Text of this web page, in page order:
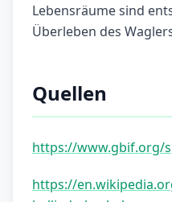
Lebensräume sind
Überleben des
Quellen
https://www.gbif.org/
https://